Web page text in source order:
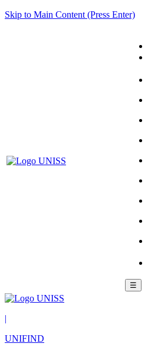
Skip to Main Content (Press Enter)
☰
|
UNIFIND